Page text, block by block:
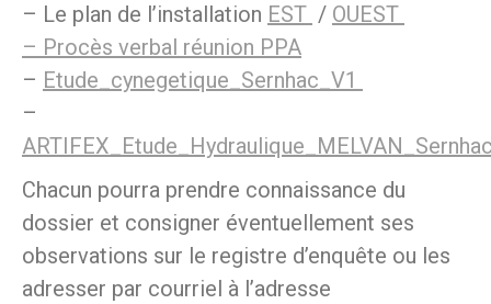
– Le plan de l’installation EST / OUEST
– Procès verbal réunion PPA
– Etude_cynegetique_Sernhac_V1
–
Chacun pourra prendre connaissance du
dossier et consigner éventuellement ses
observations sur le registre d’enquête ou les
adresser par courriel à l’adresse